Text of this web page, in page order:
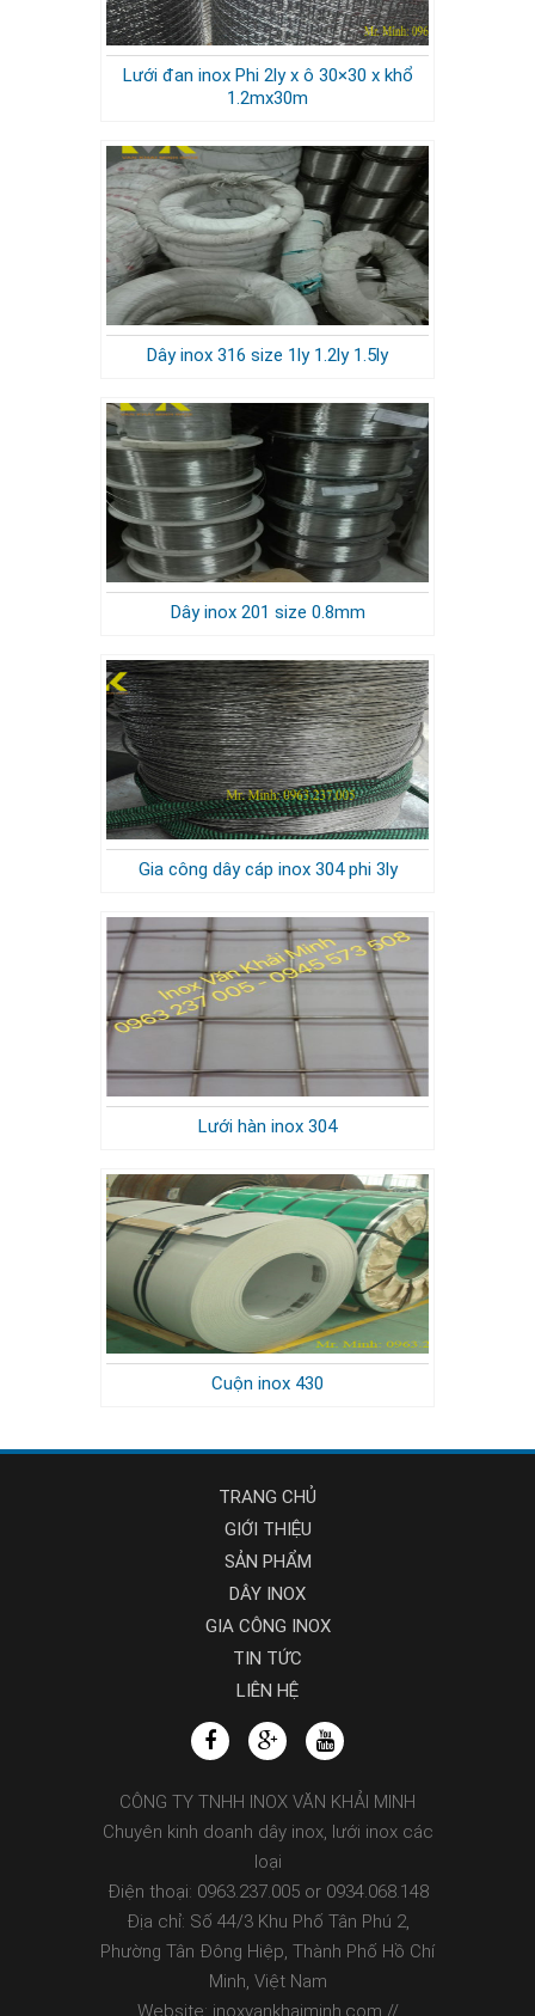
Lưới đan inox Phi 2ly x ô 30×30 x khổ
1.2mx30m
Dây inox 316 size 1ly 1.2ly 1.5ly
Dây inox 201 size 0.8mm
Gia công dây cáp inox 304 phi 3ly
Lưới hàn inox 304
Cuộn inox 430
TRANG CHỦ
GIỚI THIỆU
SẢN PHẨM
DÂY INOX
GIA CÔNG INOX
TIN TỨC
LIÊN HỆ
CÔNG TY TNHH INOX VĂN KHẢI MINH
Chuyên kinh doanh dây inox, lưới inox các
loại
Điện thoại: 0963.237.005 or 0934.068.148
Địa chỉ: Số 44/3 Khu Phố Tân Phú 2,
Phường Tân Đông Hiệp, Thành Phố Hồ Chí
Minh, Việt Nam
Website: inoxvankhaiminh.com //